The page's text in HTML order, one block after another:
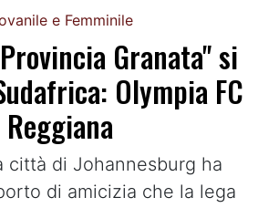
e Femminile
Granata" si
Olympia FC
città di Johannesburg ha
di amicizia che la lega